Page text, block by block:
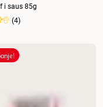
i saus 85g
(4)